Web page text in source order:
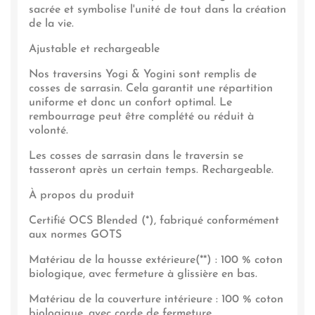
sacrée et symbolise l'unité de tout dans la création
de la vie.
Ajustable et rechargeable
Nos traversins Yogi & Yogini sont remplis de
cosses de sarrasin. Cela garantit une répartition
uniforme et donc un confort optimal. Le
rembourrage peut être complété ou réduit à
volonté.
Les cosses de sarrasin dans le traversin se
tasseront après un certain temps. Rechargeable.
À propos du produit
Certifié OCS Blended (*), fabriqué conformément
aux normes GOTS
Matériau de la housse extérieure(**) : 100 % coton
biologique, avec fermeture à glissière en bas.
Matériau de la couverture intérieure : 100 % coton